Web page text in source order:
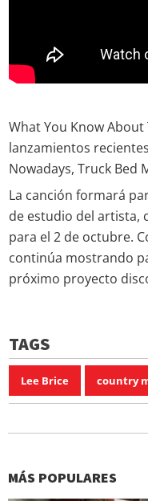
What You Know
lanzamientos
Nowadays, Truck Bed
La canción formará
de estudio del artista,
para el 2 de octubre.
continúa mostrando
próximo proyecto
TAGS
Lee Brice country
MÁS POPULARES